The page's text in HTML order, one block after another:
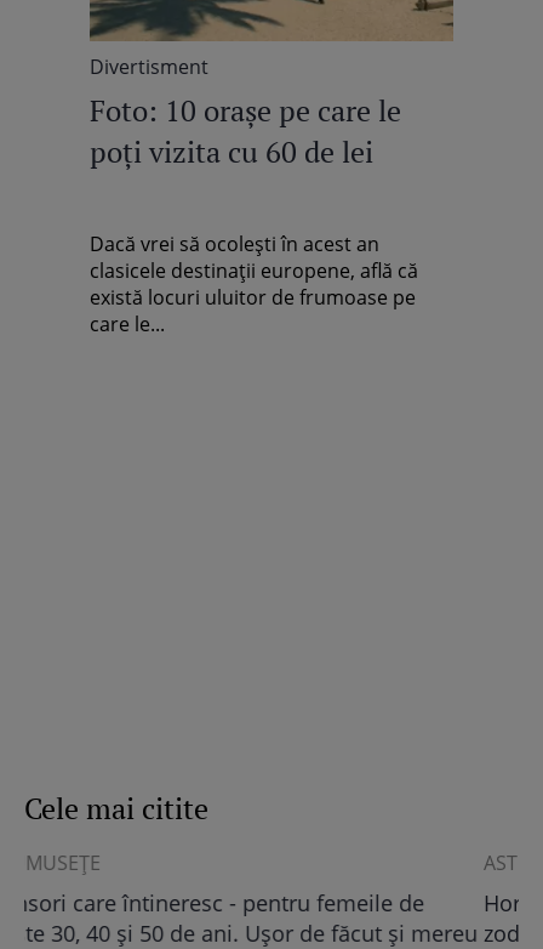
Divertisment
Foto: 10 oraşe pe care le
poţi vizita cu 60 de lei
Dacă vrei să ocoleşti în acest an
clasicele destinaţii europene, află că
există locuri uluitor de frumoase pe
care le...
Cele mai citite
ASTRO FUN
Horoscop chinezesc 2024: Cele mai norocoase
zodii în Anul Dragonului